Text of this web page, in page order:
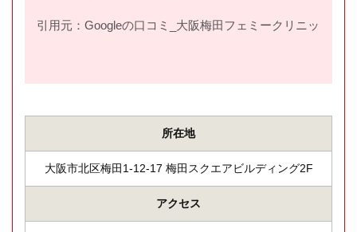
引用元：Googleの口コミ_大阪梅田フェミークリニック(
所在地
大阪市北区梅田1-12-17 梅田スクエアビルディング2F
アクセス